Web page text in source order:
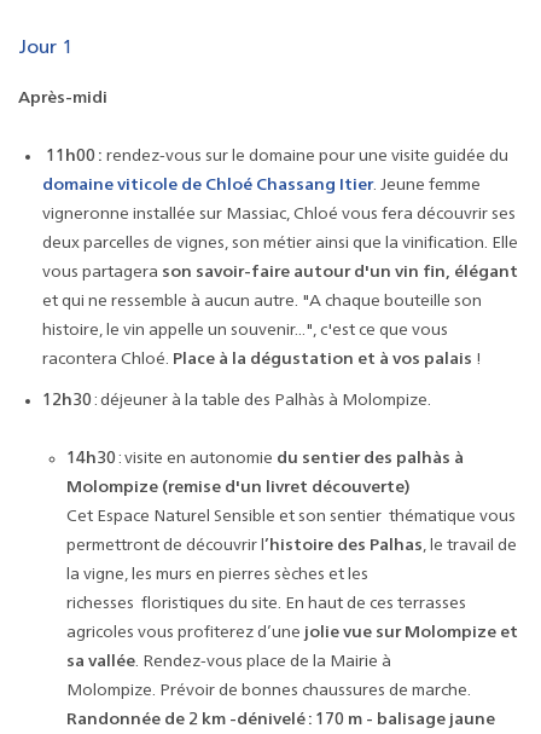
Jour 1
Après-midi
11h00 : rendez-vous sur le domaine pour une visite guidée du
domaine viticole de Chloé Chassang Itier. Jeune femme
vigneronne installée sur Massiac, Chloé vous fera découvrir ses
deux parcelles de vignes, son métier ainsi que la vinification. Elle
vous partagera son savoir-faire autour d'un vin fin, élégant
et qui ne ressemble à aucun autre. "A chaque bouteille son
histoire, le vin appelle un souvenir...", c'est ce que vous
racontera Chloé. Place à la dégustation et à vos palais !
12h30 : déjeuner à la table des Palhàs à Molompize.
14h30 : visite en autonomie du sentier des palhàs à
Molompize (remise d'un livret découverte)
Cet Espace Naturel Sensible et son sentier thématique vous
permettront de découvrir l ’histoire des Palhas, le travail de
la vigne, les murs en pierres sèches et les
richesses floristiques du site. En haut de ces terrasses
agricoles vous profiterez d’une jolie vue sur Molompize et
sa vallée. Rendez-vous place de la Mairie à
Molompize. Prévoir de bonnes chaussures de marche.
Randonnée de 2 km -dénivelé : 170 m - balisage jaune